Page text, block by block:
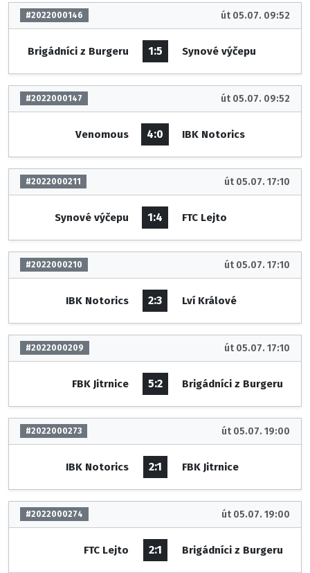
#2022000146 út 05.07. 09:52
Brigádníci z Burgeru 1:5 Synové výčepu
#2022000147 út 05.07. 09:52
Venomous 4:0 IBK Notorics
#2022000211 út 05.07. 17:10
Synové výčepu 1:4 FTC Lejto
#2022000210 út 05.07. 17:10
IBK Notorics 2:3 Lví Králové
#2022000209 út 05.07. 17:10
FBK Jitrnice 5:2 Brigádníci z Burgeru
#2022000273 út 05.07. 19:00
IBK Notorics 2:1 FBK Jitrnice
#2022000274 út 05.07. 19:00
FTC Lejto 2:1 Brigádníci z Burgeru